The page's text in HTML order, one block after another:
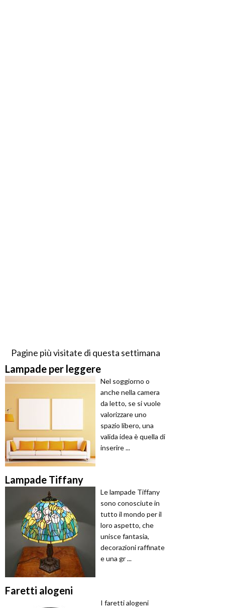
Pagine più visitate di questa settimana
Lampade per leggere
Nel soggiorno o
anche nella camera
da letto, se si vuole
valorizzare uno
spazio libero, una
valida idea è quella di
inserire ...
Lampade Tiffany
Le lampade Tiffany
sono conosciute in
tutto il mondo per il
loro aspetto, che
unisce fantasia,
decorazioni raffinate
e una gr ...
Faretti alogeni
I faretti alogeni